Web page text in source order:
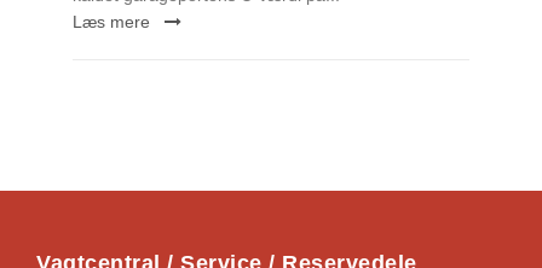
Læs mere
Vagtcentral / Service / Reservedele